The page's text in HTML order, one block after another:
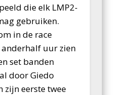
die elk LMP2-
gebruiken.
in de race
uur zien
set banden
door Giedo
zijn eerste twee